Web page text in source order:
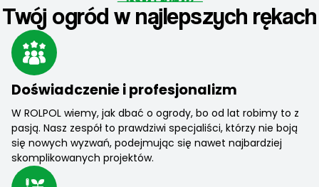
Twój ogród w najlepszych rękach
Doświadczenie i profesjonalizm
W ROLPOL wiemy, jak dbać o ogrody, bo od lat robimy to z
pasją. Nasz zespół to prawdziwi specjaliści, którzy nie boją
się nowych wyzwań, podejmując się nawet najbardziej
skomplikowanych projektów.